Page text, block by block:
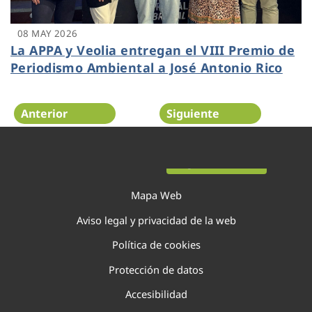
08 MAY 2026
La APPA y Veolia entregan el VIII Premio de
Periodismo Ambiental a José Antonio Rico
Anterior Siguiente
Mapa Web
Aviso legal y privacidad de la web
Política de cookies
Protección de datos
Accesibilidad